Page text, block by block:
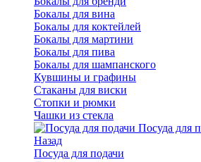
Бокалы для вина
Бокалы для коктейлей
Бокалы для мартини
Бокалы для пива
Бокалы для шампанского
Кувшины и графины
Стаканы для виски
Стопки и рюмки
Чашки из стекла
Посуда для
Назад
Посуда для подачи